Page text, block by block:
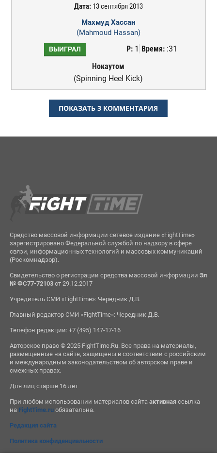
Дата:13 сентября 2013
Махмуд Хассан
(Mahmoud Hassan)
ВЫИГРАЛ Р: 1 Время: :31
Нокаутом
(Spinning Heel Kick)
ПОКАЗАТЬ 3 КОММЕНТАРИЯ
Средство массовой информации сетевое издание «FightTime»
зарегистрировано Федеральной службой по надзору в сфере
связи, информационных технологий и массовых коммуникаций
(Роскомнадзор).
Свидетельство о регистрации средства массовой информации Эл
№ ФС77-72103от 29.12.2017
Учредитель СМИ «FightTime»: Чередник Д.В.
Главный редактор СМИ «FightTime»: Чередник Д.В.
Телефон редакции: +7 (495) 147-17-16
Авторское право © 2025 FightTime.Ru. Все права на материалы,
размещенные на сайте, защищены в соответствии с российским
и международным законодательством об авторском праве и
смежных правах.
Для лиц старше 16 лет
При любом использовании материалов сайта активнаяссылка
на FightTime.ruобязательна.
Редакция сайта
Политика конфиденциальности